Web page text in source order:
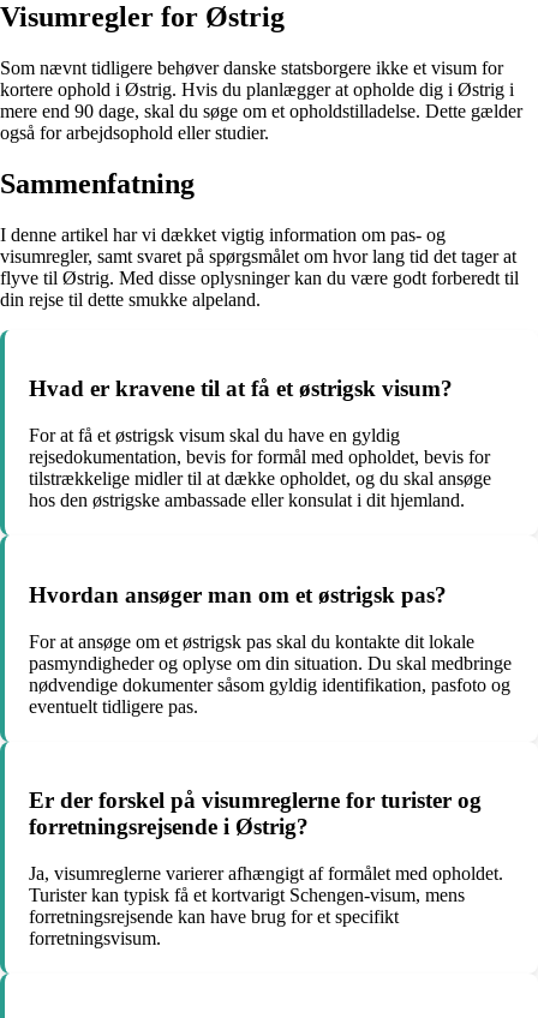
Visumregler for Østrig
Som nævnt tidligere behøver danske statsborgere ikke et visum for
kortere ophold i Østrig. Hvis du planlægger at opholde dig i Østrig i
mere end 90 dage, skal du søge om et opholdstilladelse. Dette gælder
også for arbejdsophold eller studier.
Sammenfatning
I denne artikel har vi dækket vigtig information om pas- og
visumregler, samt svaret på spørgsmålet om hvor lang tid det tager at
flyve til Østrig. Med disse oplysninger kan du være godt forberedt til
din rejse til dette smukke alpeland.
Hvad er kravene til at få et østrigsk visum?
For at få et østrigsk visum skal du have en gyldig
rejsedokumentation, bevis for formål med opholdet, bevis for
tilstrækkelige midler til at dække opholdet, og du skal ansøge
hos den østrigske ambassade eller konsulat i dit hjemland.
Hvordan ansøger man om et østrigsk pas?
For at ansøge om et østrigsk pas skal du kontakte dit lokale
pasmyndigheder og oplyse om din situation. Du skal medbringe
nødvendige dokumenter såsom gyldig identifikation, pasfoto og
eventuelt tidligere pas.
Er der forskel på visumreglerne for turister og
forretningsrejsende i Østrig?
Ja, visumreglerne varierer afhængigt af formålet med opholdet.
Turister kan typisk få et kortvarigt Schengen-visum, mens
forretningsrejsende kan have brug for et specifikt
forretningsvisum.